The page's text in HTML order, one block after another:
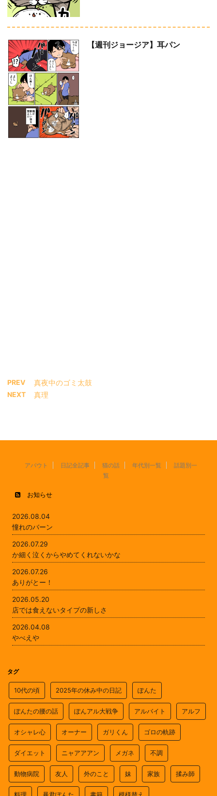
【週刊ジョージア】耳パン
PREV 真夜中のゴミ太鼓
NEXT 真理
アバウト 日記全記事 猫の話 年代別一覧
話題別一
覧
お知らせ
2026.08.04
憧れのバーン
2026.07.29
か細く泣くからやめてくれないかな
2026.07.26
ありがとー！
2026.05.20
店では食えないタイプの新しさ
2026.04.08
やべえや
タグ
10代の頃 2025年の休み中の日記 ぽんた
ぽんたの腰の話 ぽんアル大戦争 アルバイト アルフ
オシャレ心 オーナー ガリくん ゴロの軌跡
ダイエット ニャアアアン メガネ 不調
動物病院 友人 外のこと 妹 家族 揉み師